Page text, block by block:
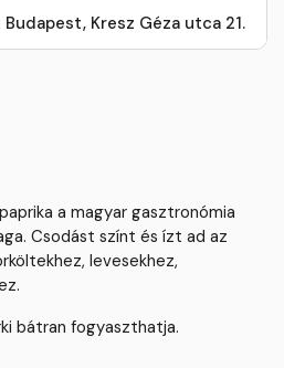
Kresz Géza utca 21.
a magyar gasztronómia
Csodást színt és ízt ad az
levesekhez,
bátran fogyaszthatja.